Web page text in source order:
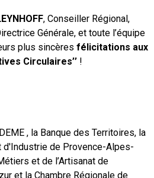
, Conseiller Régional,
Générale, et toute l’équipe
plus sincères félicitations aux
Circulaires’’ !
, la Banque des Territoires, la
d'Industrie de Provence-Alpes-
et de l’Artisanat de
et la Chambre Régionale de